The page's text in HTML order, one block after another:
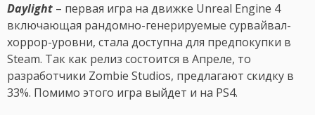
Daylight – первая игра на движке Unreal Engine 4
включающая рандомно-генерируемые сурвайвал-
хоррор-уровни, стала доступна для предпокупки в
Steam. Так как релиз состоится в Апреле, то
разработчики Zombie Studios, предлагают скидку в
33%. Помимо этого игра выйдет и на PS4.